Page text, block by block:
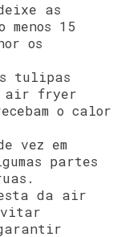
as
15
os
tulipas
air fryer
o calor
vez em
partes
da air